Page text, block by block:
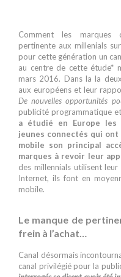
Comment les marques
pertinente aux millenials
pour cette génération un
au centre de cette étude*
mars 2016. Dans la la
aux européens et leur
De nouvelles opportunités
publicité programmatique
a étudié en Europe les
jeunes connectés qui
mobile son principal
marques à revoir leur
des millennials utilisent
Internet, ils font en
mobile.
Le manque de
frein à l’achat…
Canal désormais
canal privilégié pour la